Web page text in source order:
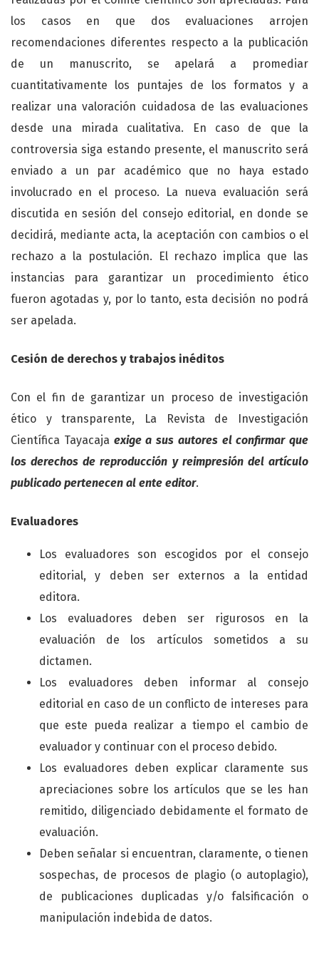
los casos en que dos evaluaciones arrojen
recomendaciones diferentes respecto a la publicación
de un manuscrito, se apelará a promediar
cuantitativamente los puntajes de los formatos y a
realizar una valoración cuidadosa de las evaluaciones
desde una mirada cualitativa. En caso de que la
controversia siga estando presente, el manuscrito será
enviado a un par académico que no haya estado
involucrado en el proceso. La nueva evaluación será
discutida en sesión del consejo editorial, en donde se
decidirá, mediante acta, la aceptación con cambios o el
rechazo a la postulación. El rechazo implica que las
instancias para garantizar un procedimiento ético
fueron agotadas y, por lo tanto, esta decisión no podrá
ser apelada.
Cesión de derechos y trabajos inéditos
Con el fin de garantizar un proceso de investigación
ético y transparente, La Revista de Investigación
Científica Tayacaja exige a sus autores el confirmar que
los derechos de reproducción y reimpresión del artículo
publicado pertenecen al ente editor.
Evaluadores
Los evaluadores son escogidos por el consejo
editorial, y deben ser externos a la entidad
editora.
Los evaluadores deben ser rigurosos en la
evaluación de los artículos sometidos a su
dictamen.
Los evaluadores deben informar al consejo
editorial en caso de un conflicto de intereses para
que este pueda realizar a tiempo el cambio de
evaluador y continuar con el proceso debido.
Los evaluadores deben explicar claramente sus
apreciaciones sobre los artículos que se les han
remitido, diligenciado debidamente el formato de
evaluación.
Deben señalar si encuentran, claramente, o tienen
sospechas, de procesos de plagio (o autoplagio),
de publicaciones duplicadas y/o falsificación o
manipulación indebida de datos.